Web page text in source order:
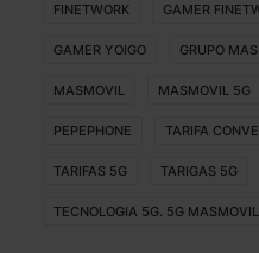
FINETWORK GAMER
GAMER YOIGO GRUPO
MASMOVIL MASMOVIL 5G
PEPEPHONE TARIFA
TARIFAS 5G TARIGAS 5G
TECNOLOGIA 5G. 5G MASMOVIL